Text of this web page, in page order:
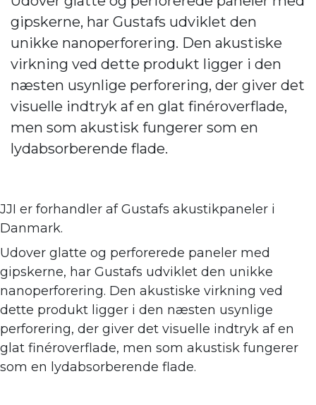
gipskerne, har Gustafs udviklet den
unikke nanoperforering. Den akustiske
virkning ved dette produkt ligger i den
næsten usynlige perforering, der giver det
visuelle indtryk af en glat finéroverflade,
men som akustisk fungerer som en
lydabsorberende flade.
JJI er forhandler afGustafs akustikpaneler i
Danmark.
Udover glatte og perforerede paneler med
gipskerne, har Gustafs udviklet den unikke
nanoperforering. Den akustiske virkning ved
dette produkt ligger i den næsten usynlige
perforering, der giver det visuelle indtryk af en
glat finéroverflade, men som akustisk fungerer
som en lydabsorberende flade.